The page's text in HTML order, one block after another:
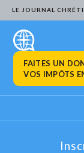
LE JOURNAL
FAITES UN
VOS IMPÔTS